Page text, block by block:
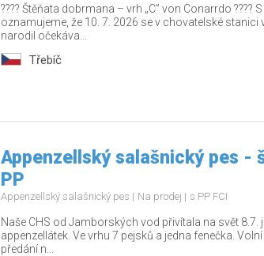
???? Štěňata dobrmana – vrh „C” von Conarrdo ????
oznamujeme, že 10. 7. 2026 se v chovatelské stanici
narodil očekáva...
Třebíč
Appenzellský salašnický pes -
PP
Appenzellský salašnický pes Na prodej s PP FCI
Naše CHS od Jamborských vod přivítala na svět 8.7.
appenzellátek. Ve vrhu 7 pejsků a jedna fenečka.
předání n...